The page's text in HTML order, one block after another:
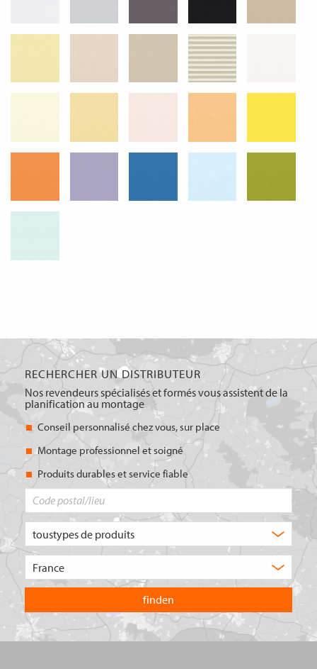
RECHERCHER UN DISTRIBUTEUR
Nos revendeurs spécialisés et formés vous assistent de la
planification au montage
Conseil personnalisé chez vous, sur place
Montage professionnel et soigné
Produits durables et service fiable
de
recherchez-
vous
?
pays
dans
lequel
vous
souhaitez